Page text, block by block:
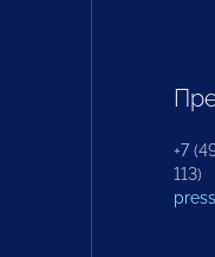
+7
113)